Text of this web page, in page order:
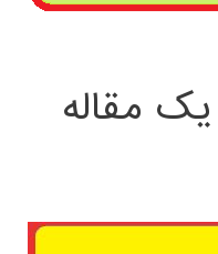
مقاله